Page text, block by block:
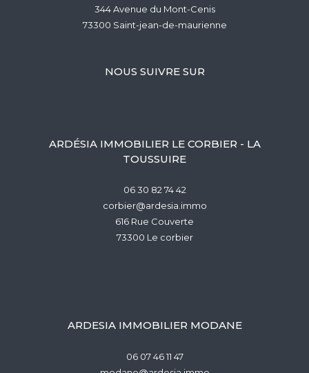
344 Avenue du Mont-Cenis
73300
saint-jean-de-maurienne
NOUS SUIVRE SUR
ARDÉSIA IMMOBILIER LE CORBIER - LA
TOUSSUIRE
06 30 82 74 42
corbier@ardesia.immo
616 Rue Couverte
73300
le corbier
ARDESIA IMMOBILIER MODANE
06 07 46 11 47